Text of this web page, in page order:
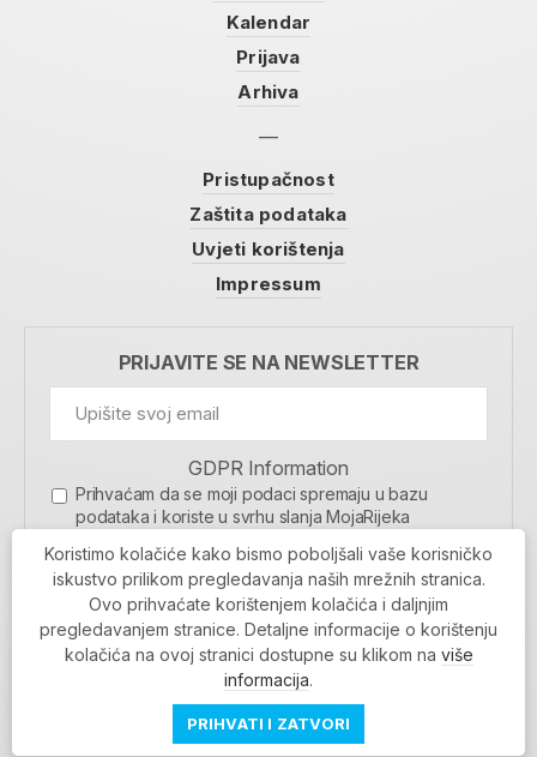
Kalendar
Prijava
Arhiva
Pristupačnost
Zaštita podataka
Uvjeti korištenja
Impressum
PRIJAVITE SE NA NEWSLETTER
GDPR Information
Prihvaćam da se moji podaci spremaju u bazu
podataka i koriste u svrhu slanja MojaRijeka
MOJARIJEKA NEWSLETTER
PRIJAVI SE
Povratak na vrh
Koristimo kolačiće kako bismo poboljšali vaše korisničko
iskustvo prilikom pregledavanja naših mrežnih stranica.
Ovo prihvaćate korištenjem kolačića i daljnjim
pregledavanjem stranice. Detaljne informacije o korištenju
kolačića na ovoj stranici dostupne su klikom na više
informacija.
PRIHVATI I ZATVORI